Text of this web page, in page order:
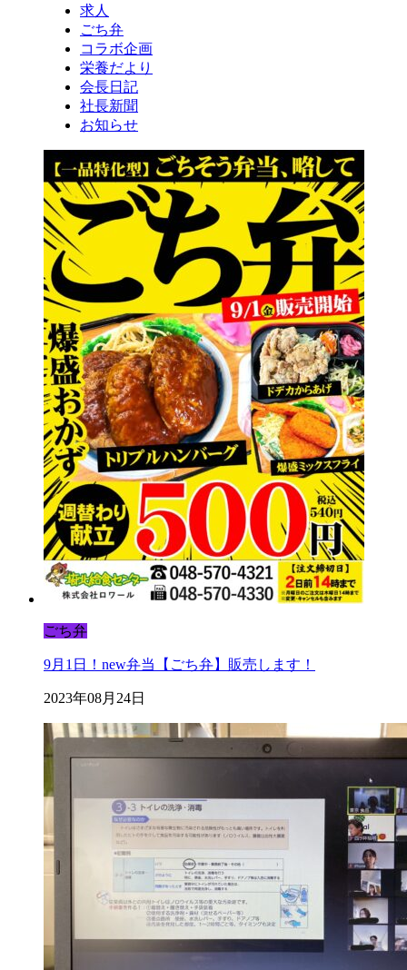
求人
ごち弁
コラボ企画
栄養だより
会長日記
社長新聞
お知らせ
ごち弁
9月1日！new弁当【ごち弁】販売します！
2023年08月24日